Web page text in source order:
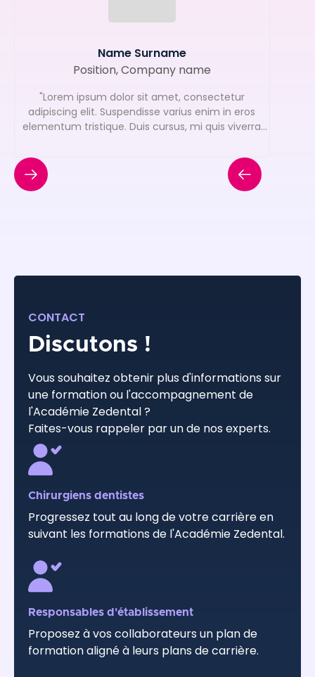
Name Surname
Position, Company name
"Lorem ipsum dolor sit amet, consectetur
adipiscing elit. Suspendisse varius enim in eros
elementum tristique. Duis cursus, mi quis viverra
CONTACT
Discutons !
Vous souhaitez obtenir plus d'informations sur
une formation ou l'accompagnement de
l'Académie Zedental ?
Faites-vous rappeler par un de nos experts.
Chirurgiens dentistes
Progressez tout au long de votre carrière en
suivant les formations de l'Académie Zedental.
Responsables d'établissement
Proposez à vos collaborateurs un plan de
formation aligné à leurs plans de carrière.